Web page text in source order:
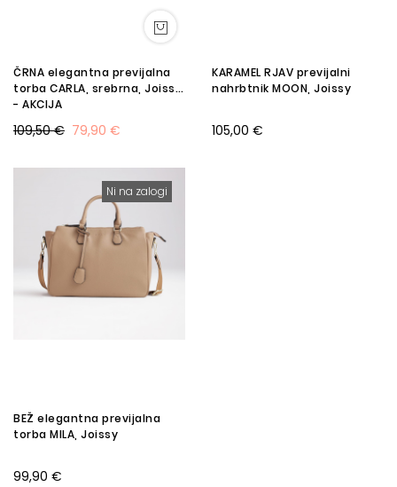
ČRNA elegantna previjalna
torba CARLA, srebrna, Joissy
- AKCIJA
79,90 €
109,50 €
KARAMEL RJAV previjalni
nahrbtnik MOON, Joissy
105,00 €
Ni na zalogi
BEŽ elegantna previjalna
torba MILA, Joissy
99,90 €